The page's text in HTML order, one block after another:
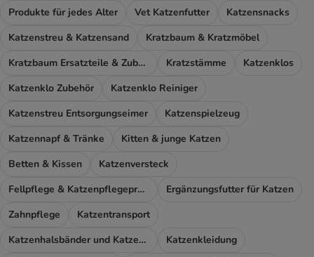
Produkte für jedes Alter
Vet Katzenfutter
Katzensnacks
Katzenstreu & Katzensand
Kratzbaum & Kratzmöbel
Kratzbaum Ersatzteile & Zubehör
Kratzstämme
Katzenklos
Katzenklo Zubehör
Katzenklo Reiniger
Katzenstreu Entsorgungseimer
Katzenspielzeug
Katzennapf & Tränke
Kitten & junge Katzen
Betten & Kissen
Katzenversteck
Fellpflege & Katzenpflegeprodukte
Ergänzungsfutter für Katzen
Zahnpflege
Katzentransport
Katzenhalsbänder und Katzengeschirr
Katzenkleidung